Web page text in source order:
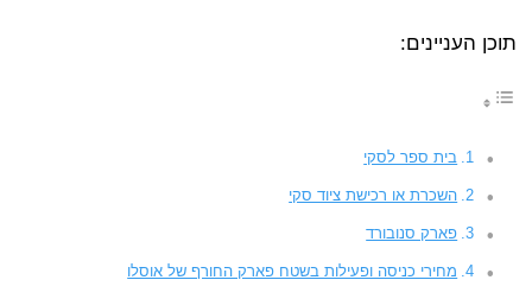
תוכן העניינים:
בית ספר לסקי
השכרת או רכישת ציוד סקי
פארק סנובורד
מחירי כניסה ופעילות בשטח פארק החורף של אוסלו